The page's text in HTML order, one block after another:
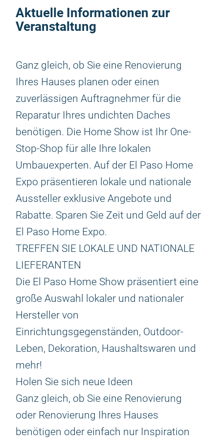
Aktuelle Informationen zur
Veranstaltung
Ganz gleich, ob Sie eine Renovierung
Ihres Hauses planen oder einen
zuverlässigen Auftragnehmer für die
Reparatur Ihres undichten Daches
benötigen. Die Home Show ist Ihr One-
Stop-Shop für alle Ihre lokalen
Umbauexperten. Auf der El Paso Home
Expo präsentieren lokale und nationale
Aussteller exklusive Angebote und
Rabatte. Sparen Sie Zeit und Geld auf der
El Paso Home Expo.
TREFFEN SIE LOKALE UND NATIONALE
LIEFERANTEN
Die El Paso Home Show präsentiert eine
große Auswahl lokaler und nationaler
Hersteller von
Einrichtungsgegenständen, Outdoor-
Leben, Dekoration, Haushaltswaren und
mehr!
Holen Sie sich neue Ideen
Ganz gleich, ob Sie eine Renovierung
oder Renovierung Ihres Hauses
benötigen oder einfach nur Inspiration